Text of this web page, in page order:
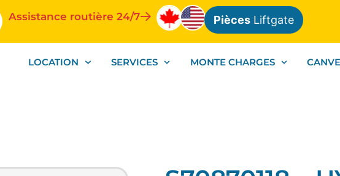
Assistance routière 24/7 Pièces Liftgate
LOCATION SERVICES MONTE CHARGES